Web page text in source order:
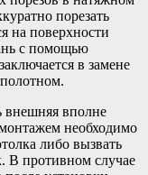
порезать
на поверхности
с помощью
в замене
внешняя вполне
необходимо
либо вызвать
В противном случае